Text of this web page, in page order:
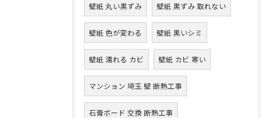
壁紙 丸い黒ずみ 壁紙 黒ずみ 取れない
壁紙 色が変わる 壁紙 黒いシミ
壁紙 濡れる カビ 壁紙 カビ 寒い
マンション 埼玉 壁 断熱工事
石膏ボード 交換 断熱工事